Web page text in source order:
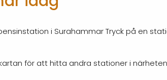
i Surahammar Tryck på en
för att hitta andra stationer i